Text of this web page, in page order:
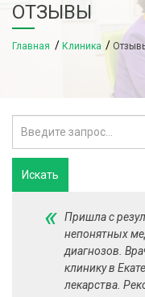
ОТЗЫВЫ
Главная Клиника
« Пришла с
непонятных
диагнозов.
клинику в
лекарства.